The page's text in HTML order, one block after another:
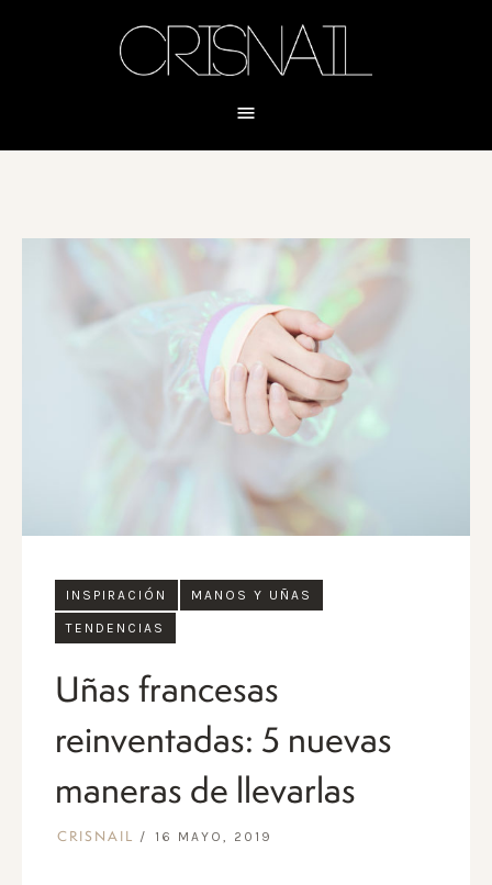
INSPIRACIÓN MANOS Y UÑAS
TENDENCIAS
Uñas francesas
reinventadas: 5 nuevas
maneras de llevarlas
CRISNAIL 16 MAYO, 2019